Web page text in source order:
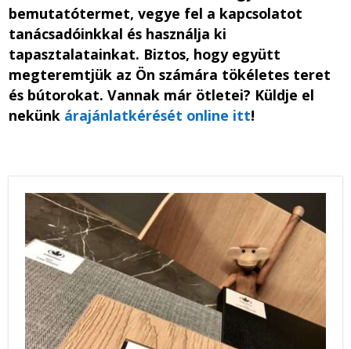
bemutatótermet, vegye fel a kapcsolatot
tanácsadóinkkal és használja ki
tapasztalatainkat. Biztos, hogy együtt
megteremtjük az Ön számára tökéletes teret
és bútorokat. Vannak már ötletei? Küldje el
nekünk árajánlatkérését online itt!